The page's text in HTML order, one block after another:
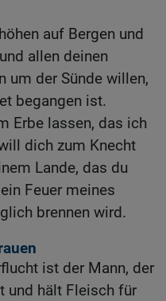
auf Bergen und
allen deinen
um der Sünde willen,
begangen ist.
Erbe lassen, das ich
dich zum Knecht
Lande, das du
Feuer meines
brennen wird.
ist der Mann, der
und hält Fleisch für